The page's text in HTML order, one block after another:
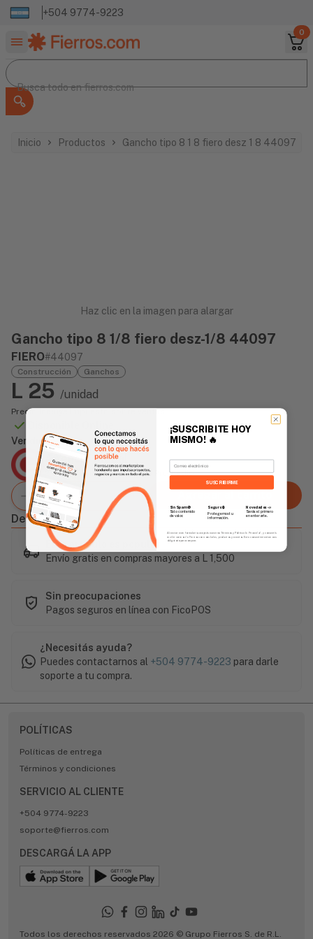
+504 9774-9223
0
Buscar productos
Busca todo en
Busca todo enfierros.com
Inicio Productos Gancho tipo 8 1 8 fiero desz 1 8 44097
Haz clic en la imagen para alargar
Gancho tipo 8 1/8 fiero desz-1/8 44097
FIERO#44097
Construcción Ganchos
L 25 /unidad
Precio incluye impuesto sobre ventas
Vendido Por:
Agencia Global
2 días - Tiempo de Entrega Promedio
Descripción
Este artículo es popular
Envío gratis en compras mayores a L 1,500
Sin preocupaciones
Pagos seguros en línea con FicoPOS
¿Necesitás ayuda?
Puedes contactarnos al +504 9774-9223 para darle
soporte a tu compra.
POLÍTICAS
Políticas de entrega
Términos y condiciones
SERVICIO AL CLIENTE
+504 9774-9223
soporte@fierros.com
DESCARGÁ LA APP
Todos los derechos reservados 2026 © Grupo Fierros S. de R.L.
¡SUSCRIBITE HOY
MISMO! 🔥
Email
SUSCRIBIRME
Sin Spam 🚫
Solo contenido
de valor.
Seguro 🔒
Protegemos tu
información.
Novedades 📣
Serás el primero
en enterarte.
Al enviar este formulario, aceptás nuestros Términos y Política de Privacidad, y consentís
recibir correos de Fierros con novedades, productos y eventos. Este consentimiento no es
obligatorio para comprar.